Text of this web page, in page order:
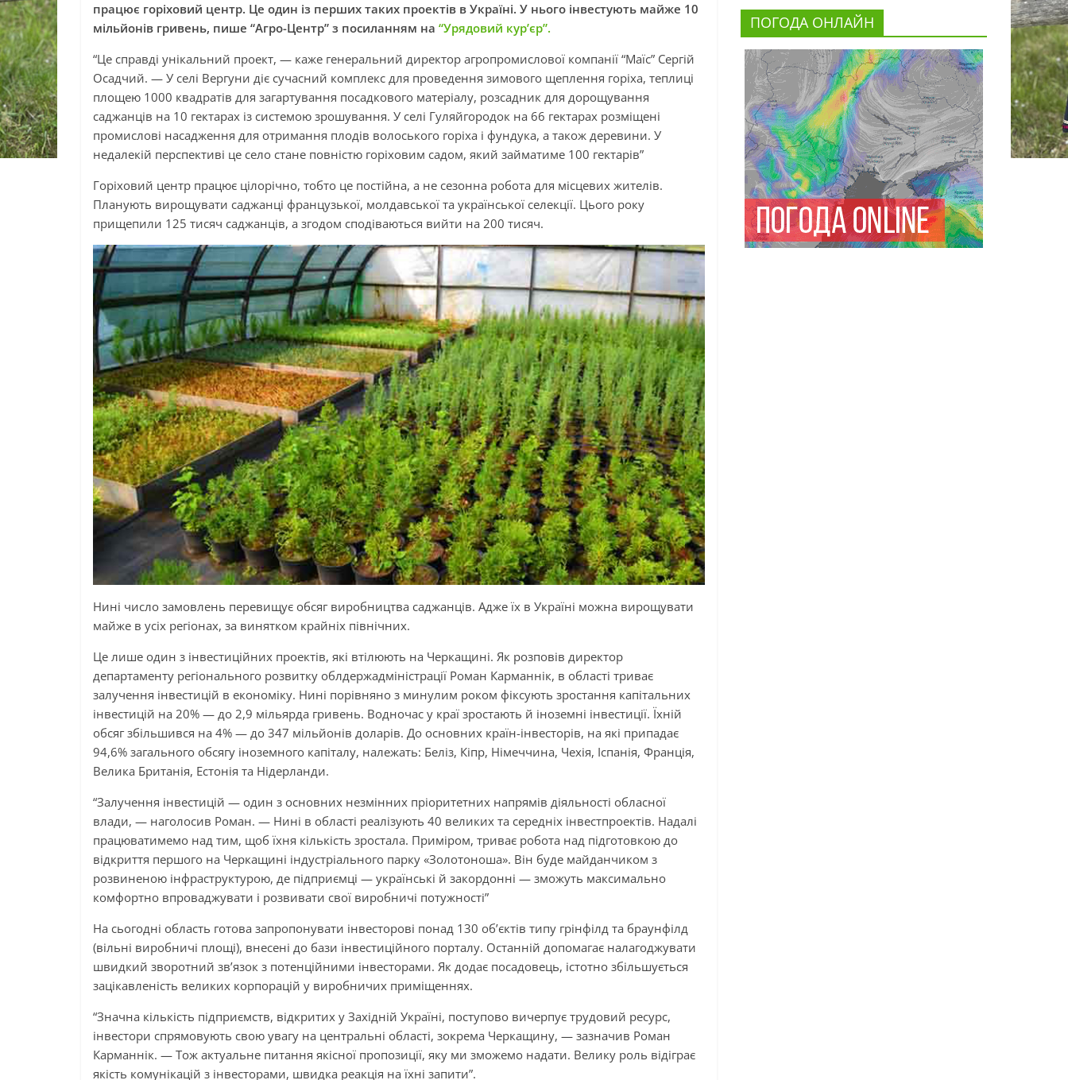
працює горіховий центр. Це один із перших таких проектів в Україні. У нього інвестують майже 10
мільйонів гривень, пише “Агро-Центр” з посиланням на “Урядовий кур’єр”.
“Це справді унікальний проект, — каже генеральний директор агропромислової компанії “Маїс” Сергій
Осадчий. — У селі Вергуни діє сучасний комплекс для проведення зимового щеплення горіха, теплиці
площею 1000 квадратів для загартування посадкового матеріалу, розсадник для дорощування
саджанців на 10 гектарах із системою зрошування. У селі Гуляйгородок на 66 гектарах розміщені
промислові насадження для отримання плодів волоського горіха і фундука, а також деревини. У
недалекій перспективі це село стане повністю горіховим садом, який займатиме 100 гектарів”
Горіховий центр працює цілорічно, тобто це постійна, а не сезонна робота для місцевих жителів.
Планують вирощувати саджанці французької, молдавської та української селекції. Цього року
прищепили 125 тисяч саджанців, а згодом сподіваються вийти на 200 тисяч.
Нині число замовлень перевищує обсяг виробництва саджанців. Адже їх в Україні можна вирощувати
майже в усіх регіонах, за винятком крайніх північних.
Це лише один з інвестиційних проектів, які втілюють на Черкащині. Як розповів директор
департаменту регіонального розвитку облдержадміністрації Роман Карманнік, в області триває
залучення інвестицій в економіку. Нині порівняно з минулим роком фіксують зростання капітальних
інвестицій на 20% — до 2,9 мільярда гривень. Водночас у краї зростають й іноземні інвестиції. Їхній
обсяг збільшився на 4% — до 347 мільйонів доларів. До основних країн-інвесторів, на які припадає
94,6% загального обсягу іноземного капіталу, належать: Беліз, Кіпр, Німеччина, Чехія, Іспанія, Франція,
Велика Британія, Естонія та Нідерланди.
“Залучення інвестицій — один з основних незмінних пріоритетних напрямів діяльності обласної
влади, — наголосив Роман. — Нині в області реалізують 40 великих та середніх інвестпроектів. Надалі
працюватимемо над тим, щоб їхня кількість зростала. Приміром, триває робота над підготовкою до
відкриття першого на Черкащині індустріального парку «Золотоноша». Він буде майданчиком з
розвиненою інфраструктурою, де підприємці — українські й закордонні — зможуть максимально
комфортно впроваджувати і розвивати свої виробничі потужності”
На сьогодні область готова запропонувати інвесторові понад 130 об’єктів типу грінфілд та браунфілд
(вільні виробничі площі), внесені до бази інвестиційного порталу. Останній допомагає налагоджувати
швидкий зворотний зв’язок з потенційними інвесторами. Як додає посадовець, істотно збільшується
зацікавленість великих корпорацій у виробничих приміщеннях.
“Значна кількість підприємств, відкритих у Західній Україні, поступово вичерпує трудовий ресурс,
інвестори спрямовують свою увагу на центральні області, зокрема Черкащину, — зазначив Роман
Карманнік. — Тож актуальне питання якісної пропозиції, яку ми зможемо надати. Велику роль відіграє
якість комунікацій з інвесторами, швидка реакція на їхні запити”.
ПОГОДА ОНЛАЙН